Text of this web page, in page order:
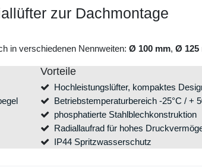
zur Dachmontage
in verschiedenen Nennweiten: Ø 100 mm, Ø 125
Vorteile
Hochleistungslüfter, kompaktes
Betriebstemperaturbereich -25°C / +
phosphatierte Stahlblechkonstruktion
Radiallaufrad für hohes
IP44 Spritzwasserschutz